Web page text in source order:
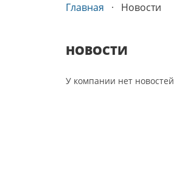
Главная Новости
НОВОСТИ
У компании нет новостей